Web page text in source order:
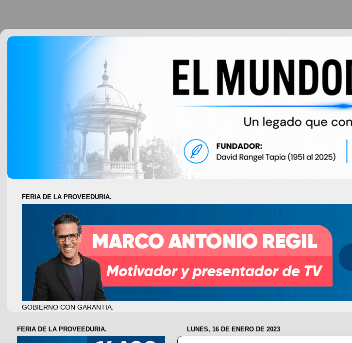
FERIA DE LA PROVEEDURIA.
GOBIERNO CON GARANTIA.
LUNES, 16 DE ENERO DE 2023
FERIA DE LA PROVEEDURIA.